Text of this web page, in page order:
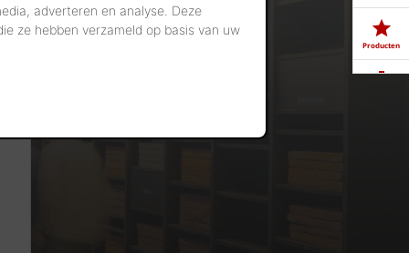
adverteren en analyse. Deze
ze hebben verzameld op basis van uw
Producten